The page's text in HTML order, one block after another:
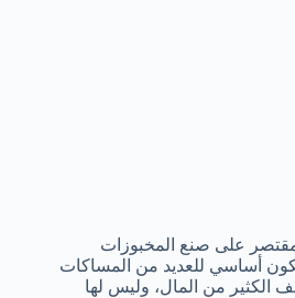
على صنع المخبوزات
أساسي للعديد من المساكات
الكثير من المال، وليس لها